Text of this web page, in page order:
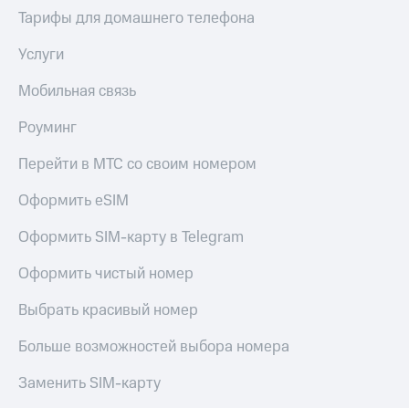
Тарифы для домашнего телефона
Услуги
Мобильная связь
Роуминг
Перейти в МТС со своим номером
Оформить eSIM
Оформить SIM-карту в Telegram
Оформить чистый номер
Выбрать красивый номер
Больше возможностей выбора номера
Заменить SIM-карту